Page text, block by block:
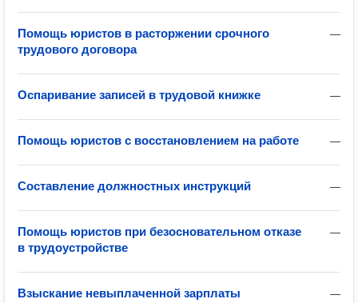
—
Помощь юристов в расторжении срочного
трудового договора
—
Оспаривание записей в трудовой книжке
—
Помощь юристов с восстановлением на работе
—
Составление должностных инструкций
—
Помощь юристов при безосновательном отказе
в трудоустройстве
—
Взыскание невыплаченной зарплаты